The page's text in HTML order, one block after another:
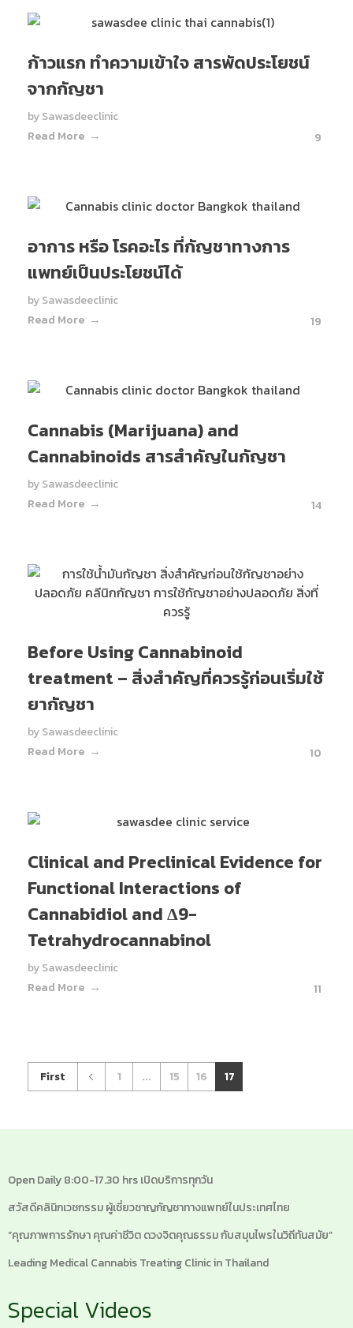
ก้าวแรก ทำความเข้าใจ สารพัดประโยชน์
จากกัญชา
bySawasdeeclinic
Read More
9
อาการ หรือ โรคอะไร ที่กัญชาทางการ
แพทย์เป็นประโยชน์ได้
bySawasdeeclinic
Read More
19
Cannabis (Marijuana) and
Cannabinoids สารสำคัญในกัญชา
bySawasdeeclinic
Read More
14
Before Using Cannabinoid
treatment – สิ่งสำคัญที่ควรรู้ก่อนเริ่มใช้
ยากัญชา
bySawasdeeclinic
Read More
10
Clinical and Preclinical Evidence for
Functional Interactions of
Cannabidiol and Δ9-
Tetrahydrocannabinol
bySawasdeeclinic
Read More
11
First 1 ... 15 16 17
Open Daily 8:00-17.30 hrs เปิดบริการทุกวัน
สวัสดีคลินิกเวชกรรม ผู้เชี่ยวชาญกัญชาทางแพทย์ในประเทศไทย
“คุณภาพการรักษา คุณค่าชีวิต ดวงจิตคุณธรรม กับสมุนไพรในวิถีทันสมัย”
Leading Medical Cannabis Treating Clinic in Thailand
Special Videos